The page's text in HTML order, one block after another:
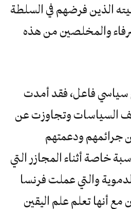
الذين فرضهم في السلطة
والمخلصين من هذه
سياسي فاعل، فقد أمدت
السياسات وتجاوزت عن
ودعمتهم
خاصة أثناء المجازر التي
والتي عملت فرنسا
مع أنها تعلم علم اليقين